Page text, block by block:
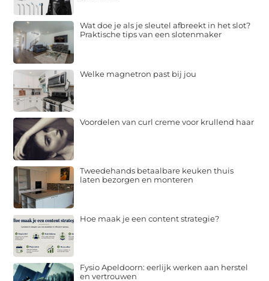
Wat doe je als je sleutel afbreekt in het slot?
Praktische tips van een slotenmaker
Welke magnetron past bij jou
Voordelen van curl creme voor krullend haar
Tweedehands betaalbare keuken thuis
laten bezorgen en monteren
Hoe maak je een content strategie?
Fysio Apeldoorn: eerlijk werken aan herstel
en vertrouwen